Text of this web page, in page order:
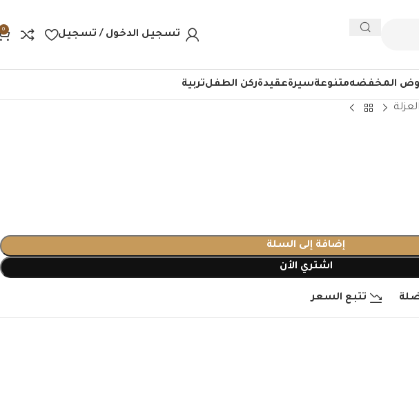
تسجيل الدخول / تسجيل 0
المخفضهمتنوعةسيرةعقيدةركن الطفلتربية
إضافة إلى السلة
اشتري الأن
تتبع السعر